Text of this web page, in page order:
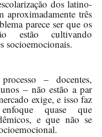
dos latino-
aproximadamente três
parece ser que os
estão cultivando
socioemocionais.
– docentes,
– não estão a par
exige, e isso faz
quase que
e que não se